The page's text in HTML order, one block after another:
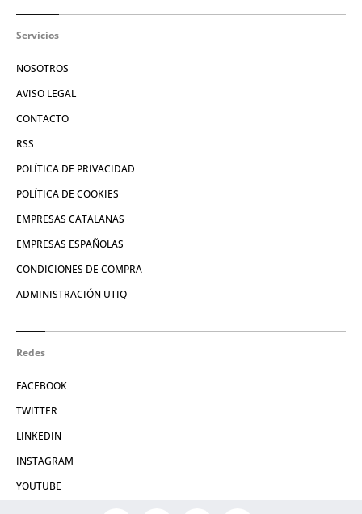
Servicios
NOSOTROS
AVISO LEGAL
CONTACTO
RSS
POLÍTICA DE PRIVACIDAD
POLÍTICA DE COOKIES
EMPRESAS CATALANAS
EMPRESAS ESPAÑOLAS
CONDICIONES DE COMPRA
ADMINISTRACIÓN UTIQ
Redes
FACEBOOK
TWITTER
LINKEDIN
INSTAGRAM
YOUTUBE